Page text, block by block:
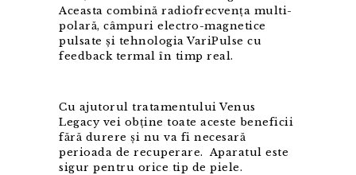
Aceasta combină radiofrecvența multi-
polară, câmpuri electro-magnetice
pulsate și tehnologia VariPulse cu
feedback termal în timp real.
Cu ajutorul tratamentului Venus
Legacy vei obține toate aceste beneficii
fără durere și nu va fi necesară
perioada de recuperare. Aparatul este
sigur pentru orice tip de piele.